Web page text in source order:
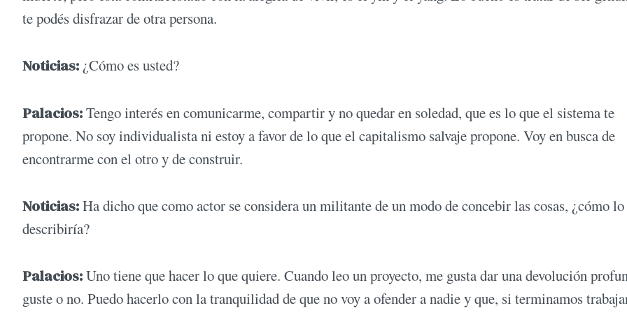
te podés disfrazar de otra persona.
Noticias: ¿Cómo es usted?
Palacios:Tengo interés en comunicarme, compartir y no quedar en soledad, que es lo que el sistema te
propone. No soy individualista ni estoy a favor de lo que el capitalismo salvaje propone. Voy en busca de
encontrarme con el otro y de construir.
Noticias:Ha dicho que como actor se considera un militante de un modo de concebir las cosas, ¿cómo lo
describiría?
Palacios:Uno tiene que hacer lo que quiere. Cuando leo un proyecto, me gusta dar una devolución
guste o no. Puedo hacerlo con la tranquilidad de que no voy a ofender a nadie y que, si terminamos